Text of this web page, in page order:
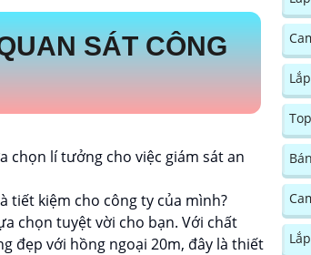
SÁT CÔNG
chọn lí tưởng cho việc giám sát an
tiết kiệm cho công ty của mình?
chọn tuyệt vời cho bạn. Với chất
đẹp với hồng ngoại 20m, đây là thiết